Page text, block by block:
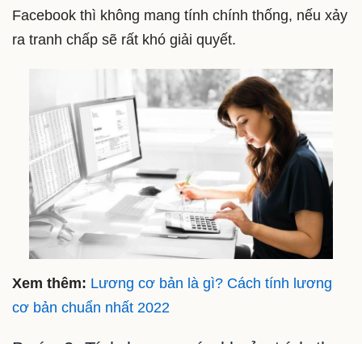
Facebook thì không mang tính chính thống, nếu xảy
ra tranh chấp sẽ rất khó giải quyết.
Xem thêm: Lương cơ bản là gì? Cách tính lương
cơ bản chuẩn nhất 2022